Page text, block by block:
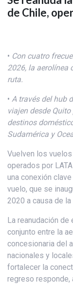
de Chile,
• Con cuatro
2026, la aerolínea
ruta.
• A través del hub
viajen desde
destinos
Sudamérica y
Vuelven los
operados por
una conexión
vuelo, que se
2020 a causa de la
La reanudación
conjunto entre la
concesionaria del
nacionales y
fortalecer la
regreso responde,